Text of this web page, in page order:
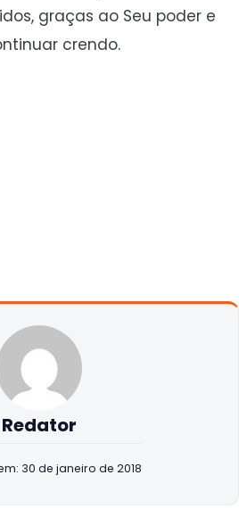
graças ao Seu poder e
crendo.
Redator
30 de janeiro de 2018